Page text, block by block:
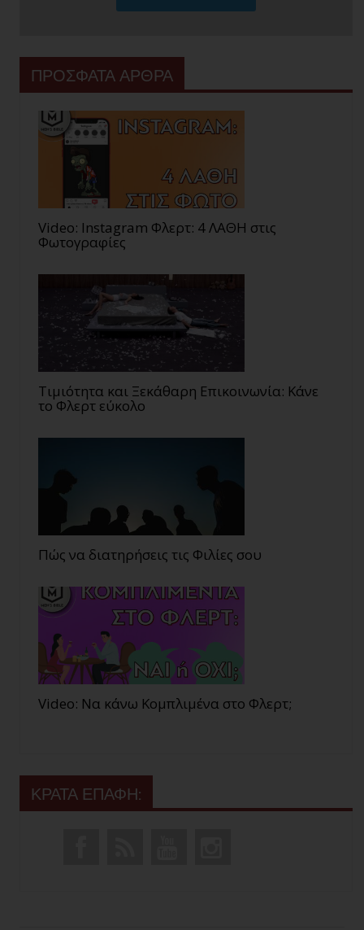
ΠΡΟΣΦΑΤΑ ΑΡΘΡΑ
Video: Instagram Φλερτ: 4 ΛΑΘΗ στις
Φωτογραφίες
Τιμιότητα και Ξεκάθαρη Επικοινωνία: Κάνε
το Φλερτ εύκολο
Πώς να διατηρήσεις τις Φιλίες σου
Video: Να κάνω Κομπλιμένα στο Φλερτ;
ΚΡΑΤΑ ΕΠΑΦΗ: